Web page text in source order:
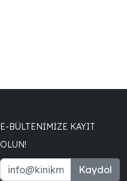
E-BÜLTENIMIZE KAYIT
OLUN!
Kaydol